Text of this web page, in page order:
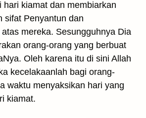
hari kiamat dan membiarkan
sifat Penyantun dan
mereka. Sesungguh­nya Dia
orang-orang yang berbuat
Oleh karena itu di sini Allah
kecelakaanlah bagi orang-
waktu menyaksi­kan hari yang
kiamat.